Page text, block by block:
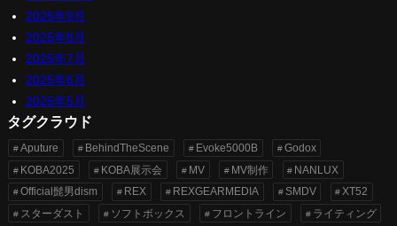
2025年9月
2025年8月
2025年7月
2025年6月
2025年5月
タグクラウド
Aputure BehindTheScene Evoke5000B
Godox
KOBA2025
KOBA展示会 MV MV制作
NANLUX
Official髭男dism
REX REXGEARMEDIA SMDV
XT52
スターダスト
ソフトボックス フロントライン
ライティング